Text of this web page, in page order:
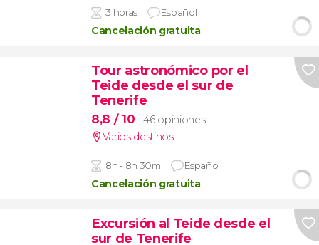
3 horas Español
Cancelación gratuita
Tour astronómico por el
Teide desde el sur de
Tenerife
8,8 / 10
46 opiniones
Varios destinos
8h - 8h 30m Español
Cancelación gratuita
Excursión al Teide desde el
sur de Tenerife